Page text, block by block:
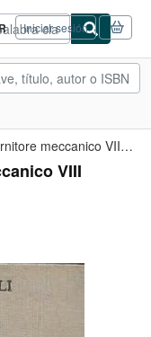
Iniciar sesión
Guida pratica del tornitore meccanico VIII edizione con ...
VIII